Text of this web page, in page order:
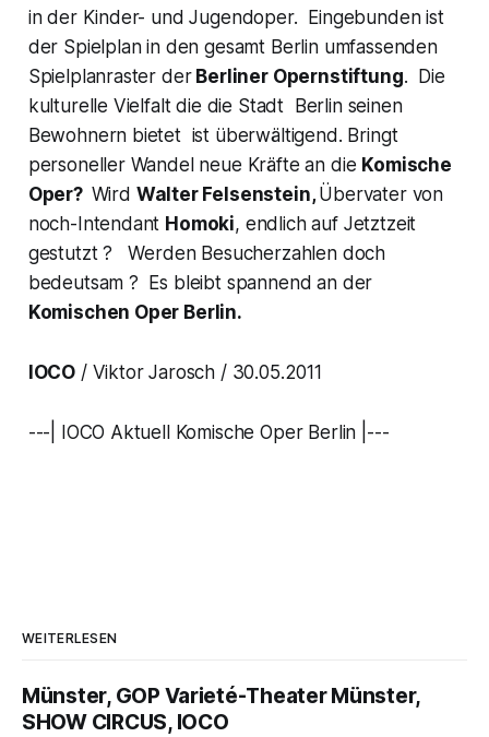
in der Kinder- und Jugendoper. Eingebunden ist
der Spielplan in den gesamt Berlin umfassenden
Spielplanraster derBerliner Opernstiftung. Die
kulturelle Vielfalt die die Stadt Berlin seinen
Bewohnern bietet ist überwältigend. Bringt
personeller Wandel neue Kräfte an die Komische
Oper? Wird Walter Felsenstein,Übervater von
noch-Intendant Homoki, endlich auf Jetztzeit
gestutzt ? Werden Besucherzahlen doch
bedeutsam ? Es bleibt spannend an der
Komischen Oper Berlin.
IOCO / Viktor Jarosch / 30.05.2011
---| IOCO Aktuell Komische Oper Berlin |---
WEITERLESEN
Münster, GOP Varieté-Theater Münster,
SHOW CIRCUS, IOCO